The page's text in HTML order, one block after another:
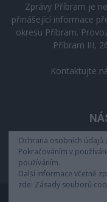
Zprávy Příbram je
přinášející informace
okresu Příbram.
Příbram III,
Kontaktujte
Ochrana osobních údajů
Pokračováním v
používáním.
Další informace včetně
zde: Zásady souborů